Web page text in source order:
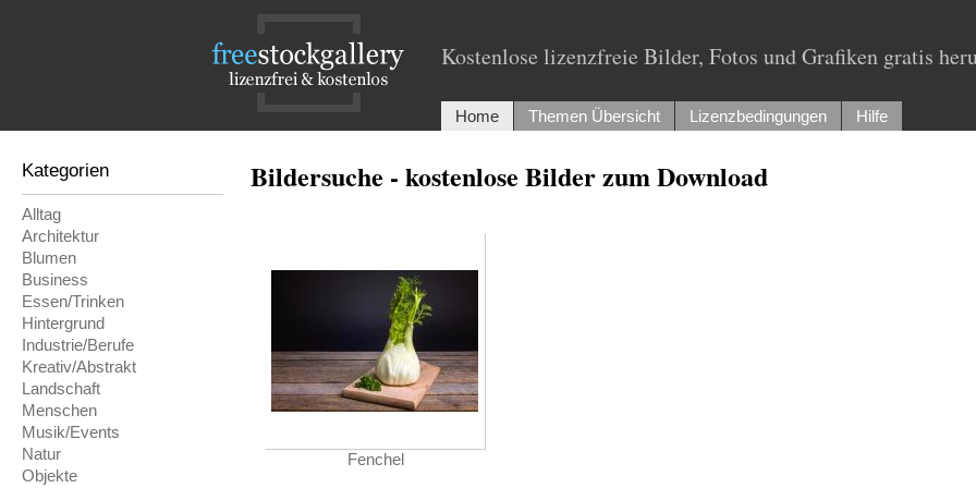
Kostenlose lizenzfreie Bilder, Fotos und Grafiken gratis
Home Themen Übersicht Lizenzbedingungen Hilfe
Kategorien
Alltag
Architektur
Blumen
Business
Essen/Trinken
Hintergrund
Industrie/Berufe
Kreativ/Abstrakt
Landschaft
Menschen
Musik/Events
Natur
Objekte
Bildersuche - kostenlose Bilder zum Download
Fenchel